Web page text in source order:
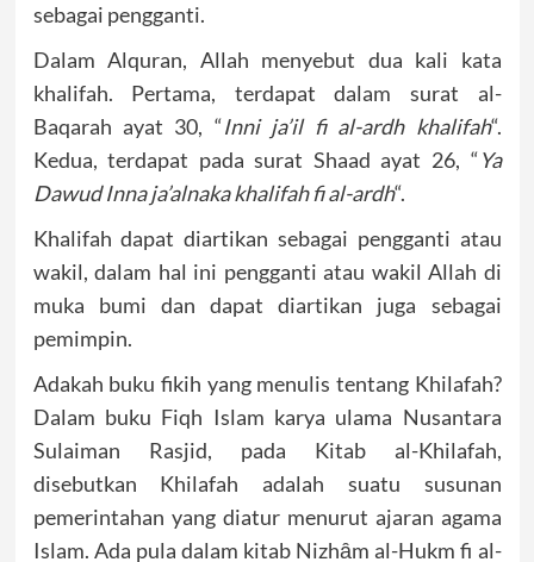
sebagai pengganti.
Dalam Alquran, Allah menyebut dua kali kata
khalifah. Pertama, terdapat dalam surat al-
Baqarah ayat 30, “Inni ja’il fi al-ardh khalifah“.
Kedua, terdapat pada surat Shaad ayat 26, “Ya
Dawud Inna ja’alnaka khalifah fi al-ardh“.
Khalifah dapat diartikan sebagai pengganti atau
wakil, dalam hal ini pengganti atau wakil Allah di
muka bumi dan dapat diartikan juga sebagai
pemimpin.
Adakah buku fikih yang menulis tentang Khilafah?
Dalam buku Fiqh Islam karya ulama Nusantara
Sulaiman Rasjid, pada Kitab al-Khilafah,
disebutkan Khilafah adalah suatu susunan
pemerintahan yang diatur menurut ajaran agama
Islam. Ada pula dalam kitab Nizhȃm al-Hukm fi al-